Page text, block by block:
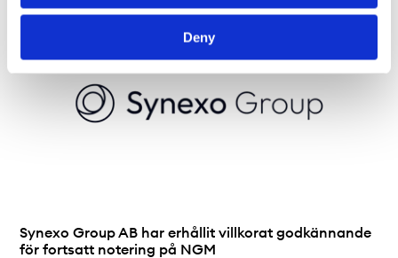
Deny
Synexo Group AB har erhållit villkorat godkännande
för fortsatt notering på NGM